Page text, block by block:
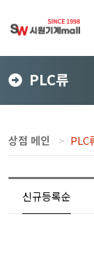
PLC류
상점 메인 PLC
신규등록순